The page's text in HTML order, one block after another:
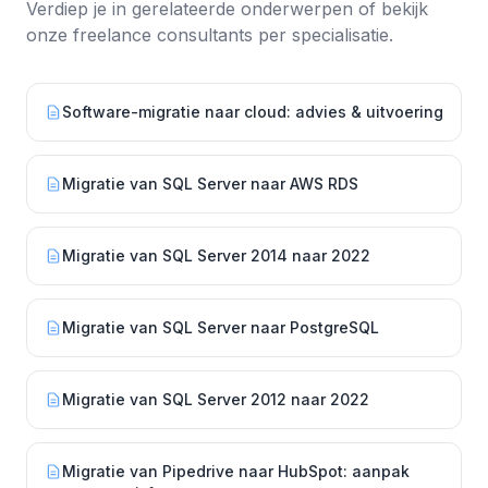
Verdiep je in gerelateerde onderwerpen of bekijk
onze freelance consultants per specialisatie.
Software-migratie naar cloud: advies & uitvoering
Migratie van SQL Server naar AWS RDS
Migratie van SQL Server 2014 naar 2022
Migratie van SQL Server naar PostgreSQL
Migratie van SQL Server 2012 naar 2022
Migratie van Pipedrive naar HubSpot: aanpak